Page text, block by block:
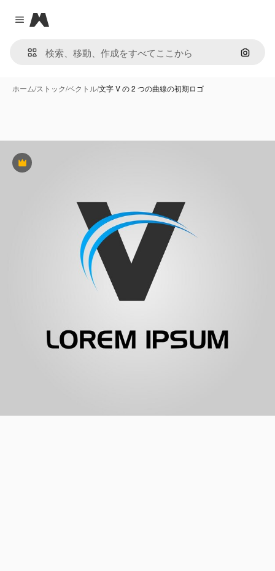
Close menu
Magnific
画像で
ホーム/ストック/ベクトル/文字 V の 2 つの曲線の初期ロゴ
Premium